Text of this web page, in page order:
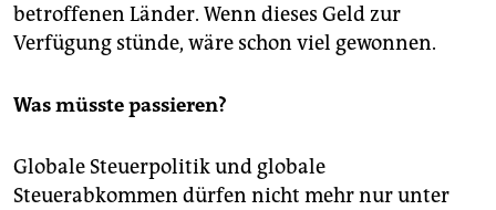
betroffenen Länder. Wenn dieses Geld zur
Verfügung stünde, wäre schon viel gewonnen.
Was müsste passieren?
Globale Steuerpolitik und globale
Steuerabkommen dürfen nicht mehr nur unter